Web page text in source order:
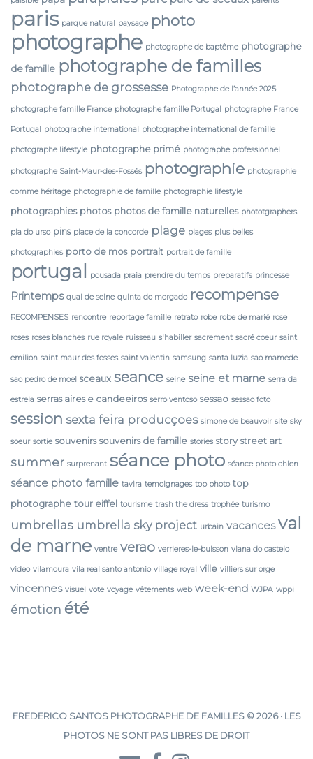
paris parque natural paysage photo
photographe photographe de baptême photographe
de famille photographe de familles
photographe de grossesse Photographe de l’année 2025
photographe famille France photographe famille Portugal photographe France
Portugal photographe international photographe international de famille
photographe lifestyle photographe primé photographe professionnel
photographe Saint-Maur-des-Fossés photographie photographie
comme héritage photographie de famille photographie lifestyle
photographies photos photos de famille naturelles phototgraphers
pia do urso pins place de la concorde plage plages plus belles
photographies porto de mos portrait portrait de famille
portugal pousada praia prendre du temps preparatifs princesse
Printemps quai de seine quinta do morgado recompense
RECOMPENSES rencontre reportage famille retrato robe robe de marié rose
roses roses blanches rue royale ruisseau s'habiller sacrement sacré coeur saint
emilion saint maur des fosses saint valentin samsung santa luzia sao mamede
sao pedro de moel sceaux seance seine seine et marne serra da
estrela serras aires e candeeiros serro ventoso sessao sessao foto
session sexta feira producçoes simone de beauvoir site sky
soeur sortie souvenirs souvenirs de famille stories story street art
summer surprenant séance photo séance photo chien
séance photo famille tavira temoignages top photo top
photographe tour eiffel tourisme trash the dress trophée turismo
umbrellas umbrella sky project urbain vacances val
de marne ventre verao verrieres-le-buisson viana do castelo
video vilamoura vila real santo antonio village royal ville villiers sur orge
vincennes visuel vote voyage vêtements web week-end WJPA wppi
émotion été
FREDERICO SANTOS PHOTOGRAPHE DE FAMILLES © 2026 · LES
PHOTOS NE SONT PAS LIBRES DE DROIT